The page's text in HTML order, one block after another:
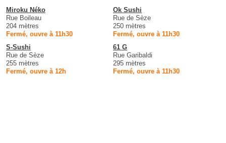
Miroku Néko
Rue Boileau
204 mètres
Fermé, ouvre à 11h30
Ok Sushi
Rue de Sèze
250 mètres
Fermé, ouvre à 11h30
S-Sushi
Rue de Sèze
255 mètres
Fermé, ouvre à 12h
61 G
Rue Garibaldi
295 mètres
Fermé, ouvre à 11h30